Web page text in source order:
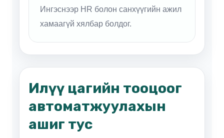
Ингэснээр HR болон санхүүгийн ажил
хамаагүй хялбар болдог.
Илүү цагийн тооцоог
автоматжуулахын
ашиг тус